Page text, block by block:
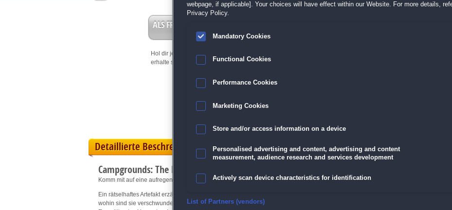
ALS FREISPIEL EINLÖSEN
Hol dir jetzt deineVorteilskarte
erhalte sofort bis zu 15 Freispiele!
teste es 60 Minuten lang kostenlos!
Detaillierte Beschreibung
Campgrounds: The Endorus Expedition
Komm mit auf eine aufregende Klick-Management-Expedition!
Ein rätselhaftes Artefakt erzählt die Geschichte einer vor langer Zeit untergegangenen Zivilisation. Wer waren die Endorus? Und
wohin sind sie verschwunden? Finde es heraus und begib dich in diesem rasanten
webpage, if applicable]. Your choices will have effect within our Website. For more details,
Privacy Policy.
Mandatory Cookies
Functional Cookies
Performance Cookies
Marketing Cookies
Store and/or access information on a device
Personalised advertising and content, advertising and content
measurement, audience research and services development
Actively scan device characteristics for identification
Ensure security, prevent and detect fraud, and fix errors
List of Partners (vendors)